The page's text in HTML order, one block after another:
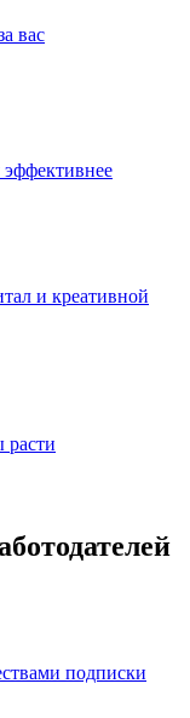
вас
эффективнее
и креативной
расти
подписки